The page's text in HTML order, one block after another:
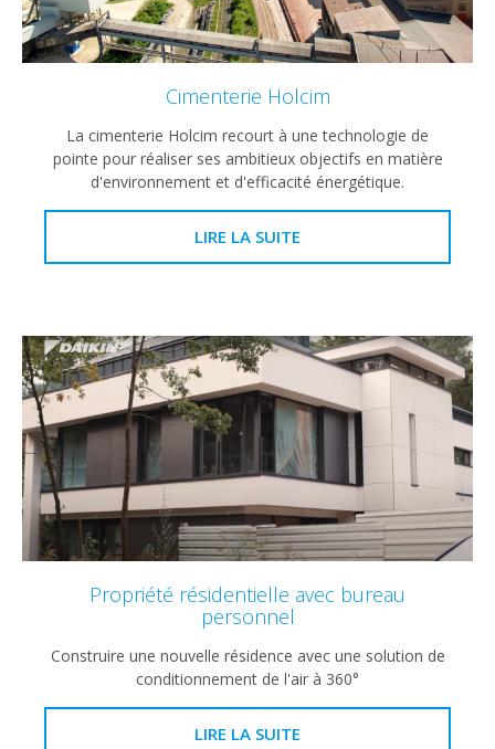
Cimenterie Holcim
La cimenterie Holcim recourt à une technologie de
pointe pour réaliser ses ambitieux objectifs en matière
d'environnement et d'efficacité énergétique.
LIRE LA SUITE
Propriété résidentielle avec bureau
personnel
Construire une nouvelle résidence avec une solution de
conditionnement de l'air à 360°
LIRE LA SUITE